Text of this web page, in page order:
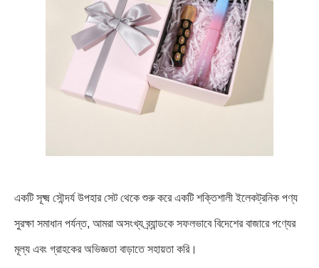
একটি সূক্ষ্ম সৌন্দর্য উপহার সেট থেকে শুরু করে একটি শক্তিশালী ইলেকট্রনিক পণ্য
সুরক্ষা সমাধান পর্যন্ত, আমরা অসংখ্য ব্র্যান্ডকে সফলভাবে বিদেশের বাজারে পণ্যের
মূল্য এবং গ্রাহকের অভিজ্ঞতা বাড়াতে সহায়তা করি।